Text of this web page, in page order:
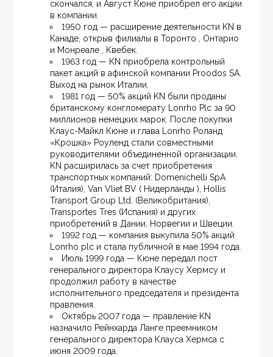
скончался, и Август Кюне приобрел его акции
в компании.
1950 год — расширение деятельности KN в
Канаде, открыв филиалы в Торонто , Онтарио
и Монреале , Квебек.
1963 год — KN приобрела контрольный
пакет акций в афинской компании Proodos SA.
Выход на рынок Италии.
1981 год — 50% акций KN были проданы
британскому конгломерату Lonrho Plc за 90
миллионов немецких марок. После покупки
Клаус-Майкл Кюне и глава Lonrho Роланд
«Крошка» Роуленд стали совместными
руководителями объединенной организации.
KN расширилась за счет приобретения
транспортных компаний: Domenichelli SpA
(Италия), Van Vliet BV ( Нидерланды ), Hollis
Transport Group Ltd. (Великобритания),
Transportes Tres (Испания) и других
приобретений в Дании, Норвегии и Швеции.
1992 год — компания выкупила 50% акций
Lonrho plc и стала публичной в мае 1994 года.
Июль 1999 года — Кюне передал пост
генерального директора Клаусу Хермсу и
продолжил работу в качестве
исполнительного председателя и президента
правления.
Октябрь 2007 года — правление KN
назначило Рейнхарда Ланге преемником
генерального директора Клауса Хермса с
июня 2009 года.